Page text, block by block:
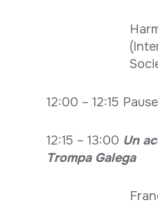
12:00 – 12:15 Pause
12:15 – 13:00 Un
Trompa Galega